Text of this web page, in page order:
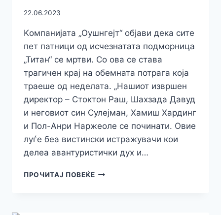
22.06.2023
Kомпанијата „Оушнгејт“ објави дека сите
пет патници од исчезнатата подморница
„Титан“ се мртви. Со ова се става
трагичен крај на обемната потрага која
траеше од неделата. „Нашиот извршен
директор – Стоктон Раш, Шахзада Давуд
и неговиот син Сулејман, Хамиш Хардинг
и Пол-Анри Наржеоле се починати. Овие
луѓе беа вистински истражувачи кои
делеа авантуристички дух и…
ПРОЧИТАЈ ПОВЕЌЕЖАЛОСНО: